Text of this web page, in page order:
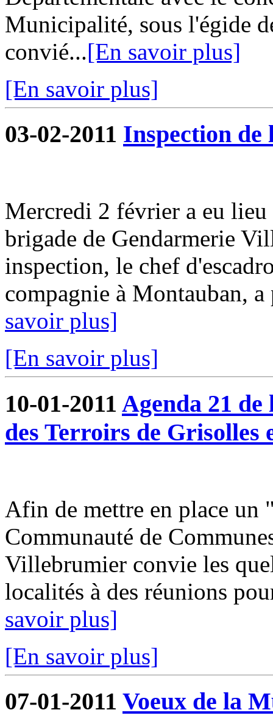
Municipalité, sous l'égide
convié...[En savoir plus]
[En savoir plus]
03-02-2011 Inspection de
Mercredi 2 février a eu
brigade de Gendarmerie
inspection, le chef
compagnie à Montauban,
savoir plus]
[En savoir plus]
10-01-2011 Agenda 21
des Terroirs de
Afin de mettre en place un
Communauté de
Villebrumier convie les
localités à des réunions
savoir plus]
[En savoir plus]
07-01-2011 Voeux de la